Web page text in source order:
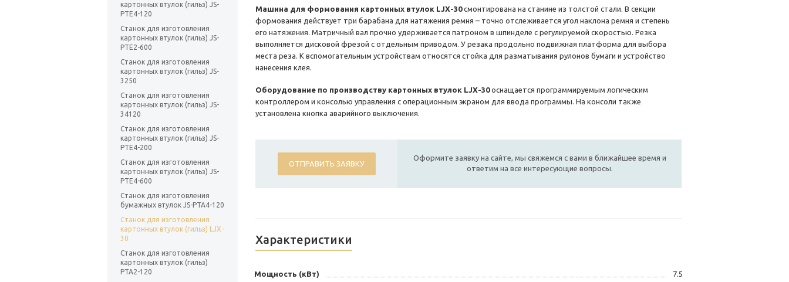
картонных втулок (гильз) JS-
PTE4-120
Станок для изготовления
картонных втулок (гильз) JS-
PTE2-600
Станок для изготовления
картонных втулок (гильз) JS-
3250
Станок для изготовления
картонных втулок (гильз) JS-
34120
Станок для изготовления
картонных втулок (гильз) JS-
PTE4-200
Станок для изготовления
картонных втулок (гильз) JS-
PTE4-600
Станок для изготовления
бумажных втулок JS-PTA4-120
Станок для изготовления
картонных втулок (гильз) LJX-
30
Станок для изготовления
картонных втулок (гильз)
PTA2-120
Машина для формования картонных втулок LJX-30смонтирована на станине из толстой стали. В секции
формования действует три барабана для натяжения ремня – точно отслеживается угол наклона ремня и степень
его натяжения. Матричный вал прочно удерживается патроном в шпинделе с регулируемой скоростью. Резка
выполняется дисковой фрезой с отдельным приводом. У резака продольно подвижная платформа для выбора
места реза. К вспомогательным устройствам относятся стойка для разматывания рулонов бумаги и устройство
нанесения клея.
Оборудование по производству картонных втулок LJX-30оснащается программируемым логическим
контроллером и консолью управления с операционным экраном для ввода программы. На консоли также
установлена кнопка аварийного выключения.
ОТПРАВИТЬ ЗАЯВКУ
Оформите заявку на сайте, мы свяжемся с вами в ближайшее время и
ответим на все интересующие вопросы.
Характеристики
Мощность (кВт) 7.5